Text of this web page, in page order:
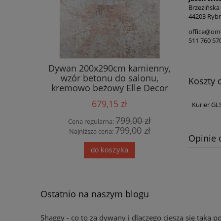
Dywan 200x290cm kamienny,
wzór betonu do salonu,
kremowo beżowy Elle Decor
Chameis
679,15 zł
Cena regularna:799,00 zł
Najniższa cena:799,00 zł
do koszyka
Brzezińska
44203
511 760
Koszty
Kurier
Opinie
Ostatnio na naszym blogu
Shaggy - co to za dywany i dlaczego cieszą się taką